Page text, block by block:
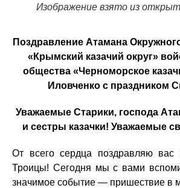
Изображение взято из
Поздравление Атамана
«Крымский казачий округ»
общества «Черноморское
Иловченко с праздником
Уважаемые Старики, господа
и сестры казачки! Уважаемые
От всего сердца поздравляю вас
Троицы! Сегодня мы с вами
значимое событие — пришествие в